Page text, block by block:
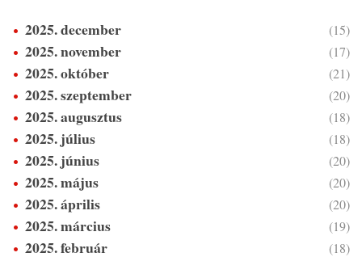
2025. december (15)
2025. november (17)
2025. október (21)
2025. szeptember (20)
2025. augusztus (18)
2025. július (18)
2025. június (20)
2025. május (20)
2025. április (20)
2025. március (19)
2025. február (18)